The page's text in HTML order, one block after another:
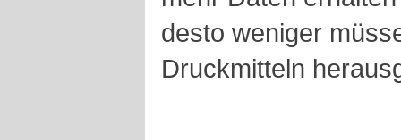
desto weniger
Druckmitteln